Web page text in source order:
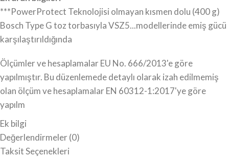
***PowerProtect Teknolojisi olmayan kısmen dolu (400 g)
Bosch Type G toz torbasıyla VSZ5...modellerinde emiş gücü
karşılaştırıldığında
Ölçümler ve hesaplamalar EU No. 666/2013'e göre
yapılmıştır. Bu düzenlemede detaylı olarak izah edilmemiş
olan ölçüm ve hesaplamalar EN 60312-1:2017'ye göre
yapılm
Ek bilgi
Değerlendirmeler (0)
Taksit Seçenekleri